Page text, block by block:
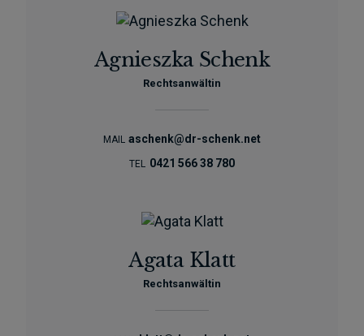
Agnieszka Schenk
Rechtsanwältin
MAIL aschenk@dr-schenk.net
TEL 0421 566 38 780
Agata Klatt
Rechtsanwältin